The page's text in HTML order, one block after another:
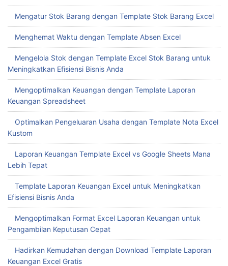
Mengatur Stok Barang dengan Template Stok Barang Excel
Menghemat Waktu dengan Template Absen Excel
Mengelola Stok dengan Template Excel Stok Barang untuk
Meningkatkan Efisiensi Bisnis Anda
Mengoptimalkan Keuangan dengan Template Laporan
Keuangan Spreadsheet
Optimalkan Pengeluaran Usaha dengan Template Nota Excel
Kustom
Laporan Keuangan Template Excel vs Google Sheets Mana
Lebih Tepat
Template Laporan Keuangan Excel untuk Meningkatkan
Efisiensi Bisnis Anda
Mengoptimalkan Format Excel Laporan Keuangan untuk
Pengambilan Keputusan Cepat
Hadirkan Kemudahan dengan Download Template Laporan
Keuangan Excel Gratis